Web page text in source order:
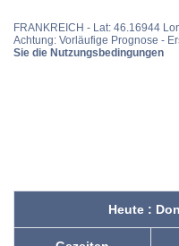
FRANKREICH - Lat: 46.16944
Achtung: Vorläufige Prognose -
Sie die Nutzungsbedingungen
Heute :